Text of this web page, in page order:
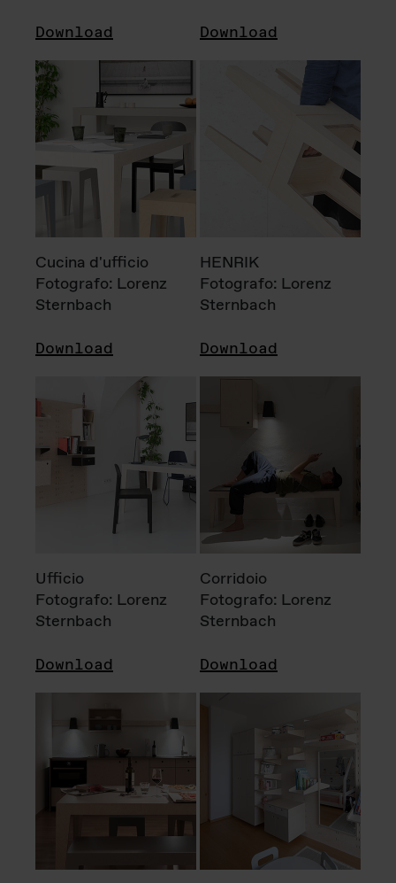
Download Download
Cucina d'ufficio
Fotografo: Lorenz
Sternbach
Download
HENRIK
Fotografo: Lorenz
Sternbach
Download
Ufficio
Fotografo: Lorenz
Sternbach
Download
Corridoio
Fotografo: Lorenz
Sternbach
Download